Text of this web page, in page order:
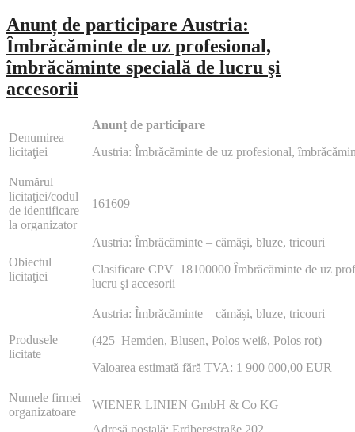
Anunț de participare Austria:
Îmbrăcăminte de uz profesional,
îmbrăcăminte specială de lucru şi
accesorii
Denumirea
licitaţiei
Anunț de participare
Austria: Îmbrăcăminte de uz profesional,
Numărul
licitaţiei/codul
de identificare
la organizator
161609
Obiectul
licitaţiei
Austria: Îmbrăcăminte – cămăși, bluze, tricouri
Clasificare CPV 18100000 Îmbrăcăminte de uz
lucru şi accesorii
Produsele
licitate
Austria: Îmbrăcăminte – cămăși, bluze, tricouri
(425_Hemden, Blusen, Polos weiß, Polos rot)
Valoarea estimată fără TVA: 1 900 000,00 EUR
Numele firmei
organizatoare
WIENER LINIEN GmbH & Co KG